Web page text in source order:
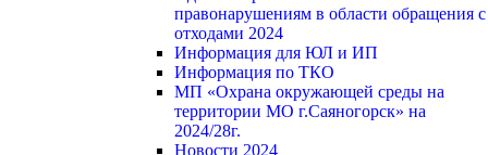
правонарушениям в области обращения с
отходами 2024
Информация для ЮЛ и ИП
Информация по ТКО
МП «Охрана окружающей среды на
территории МО г.Саяногорск» на
2024/28г.
Новости 2024